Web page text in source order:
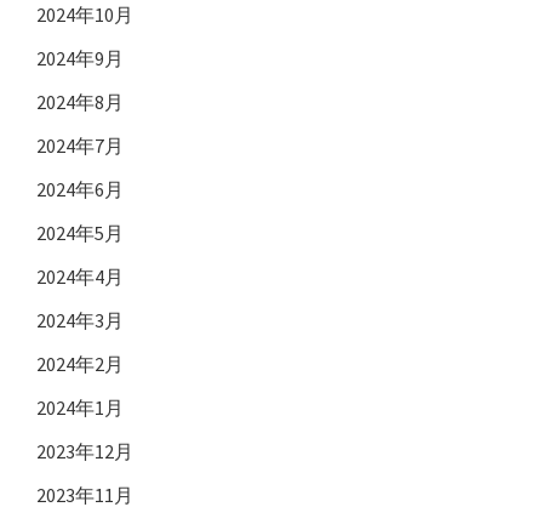
2024年10月
2024年9月
2024年8月
2024年7月
2024年6月
2024年5月
2024年4月
2024年3月
2024年2月
2024年1月
2023年12月
2023年11月